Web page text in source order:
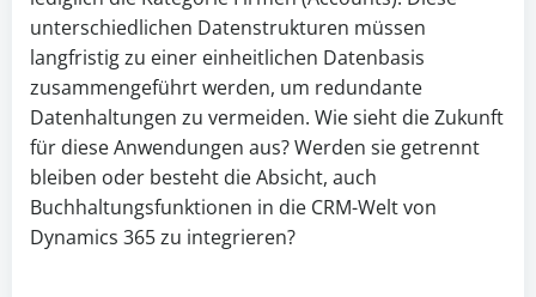
unterschiedlichen Datenstrukturen müssen
langfristig zu einer einheitlichen Datenbasis
zusammengeführt werden, um redundante
Datenhaltungen zu vermeiden. Wie sieht die Zukunft
für diese Anwendungen aus? Werden sie getrennt
bleiben oder besteht die Absicht, auch
Buchhaltungsfunktionen in die CRM-Welt von
Dynamics 365 zu integrieren?